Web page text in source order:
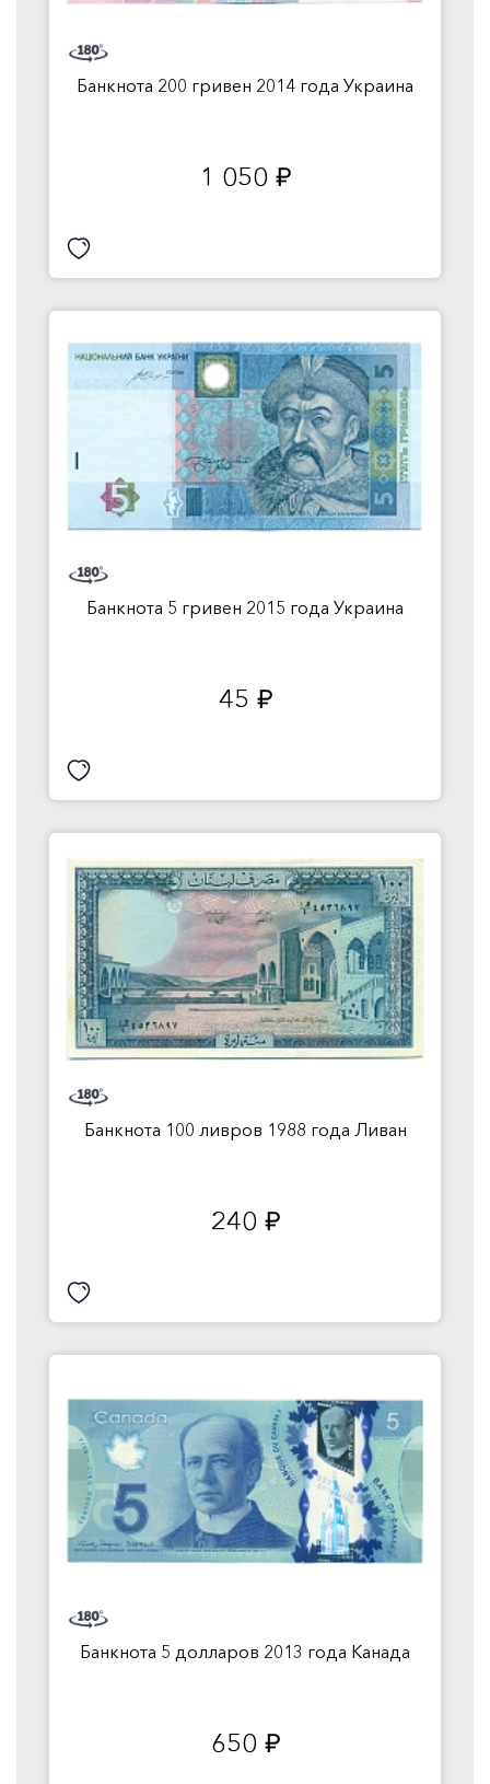
Банкнота 200 гривен 2014 года Украина
1 050 руб.
Банкнота 5 гривен 2015 года Украина
45 руб.
Банкнота 100 ливров 1988 года Ливан
240 руб.
Банкнота 5 долларов 2013 года Канада
650 руб.